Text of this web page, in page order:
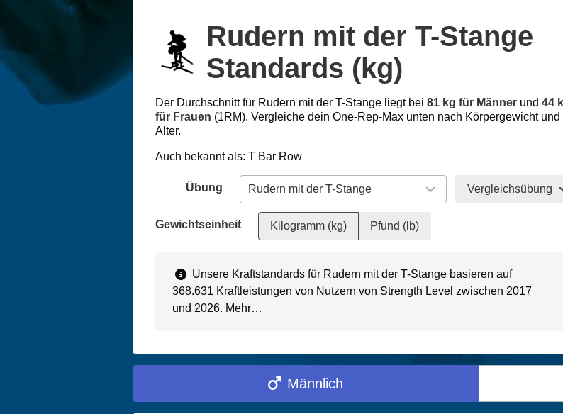
Rudern mit der T-Stange
Standards (kg)
Der Durchschnitt für Rudern mit der T-Stange liegt bei 81 kg für Männer und 44
für Frauen (1RM). Vergleiche dein One-Rep-Max unten nach Körpergewicht und
Alter.
Auch bekannt als: T Bar Row
Übung Vergleichsübung
Gewichtseinheit Kilogramm (kg) Pfund (lb)
Unsere Kraftstandards für Rudern mit der T-Stange basieren auf
368.631 Kraftleistungen von Nutzern von Strength Level zwischen 2017
und 2026. Mehr…
Männlich